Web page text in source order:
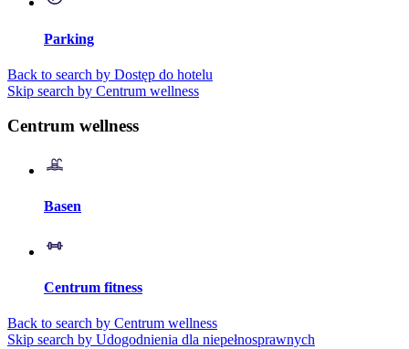
Parking
Back to search by Dostęp do hotelu
Skip search by Centrum wellness
Centrum wellness
Basen
Centrum fitness
Back to search by Centrum wellness
Skip search by Udogodnienia dla niepełnosprawnych